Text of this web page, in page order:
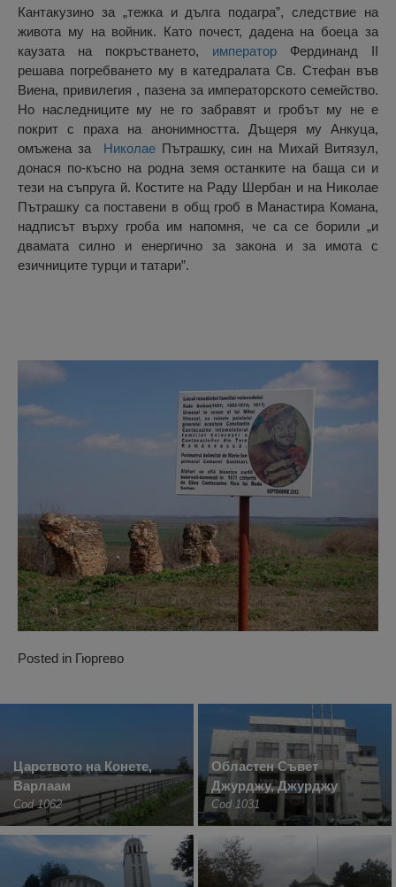
Кантакузино за „тежка и дълга подагра”, следствие на
живота му на войник. Като почест, дадена на боеца за
каузата на покръстването, император Фердинанд II
решава погребването му в катедралата Св. Стефан във
Виена, привилегия , пазена за императорското семейство.
Но наследниците му не го забравят и гробът му не е
покрит с праха на анонимността. Дъщеря му Анкуца,
омъжена за НиколаеПътрашку, син на Михай Витязул,
донася по-късно на родна земя останките на баща си и
тези на съпруга й. Костите на Раду Шербан и на Николае
Пътрашку са поставени в общ гроб в Манастира Комана,
надписът върху гроба им напомня, че са се борили „и
двамата силно и енергично за закона и за имота с
езичниците турци и татари”.
Posted in Гюргево
Царството на Конете,
Варлаам
Cod 1062
Областен Съвет
Джурджу, Джурджу
Cod 1031